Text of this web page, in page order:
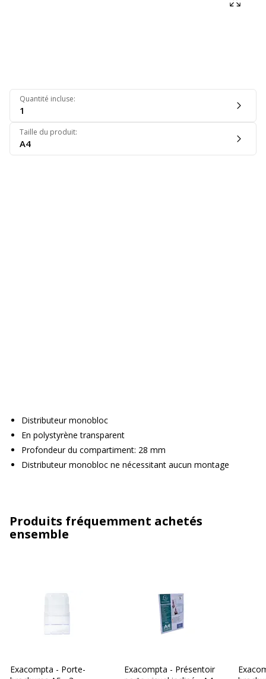
Quantité incluse:
1
Taille du produit:
A4
Distributeur monobloc
En polystyrène transparent
Profondeur du compartiment: 28 mm
Distributeur monobloc ne nécessitant aucun montage
Produits fréquemment achetés
ensemble
Exacompta - Porte-
Exacompta - Présentoir